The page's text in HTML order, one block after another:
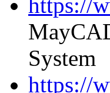
System
https://